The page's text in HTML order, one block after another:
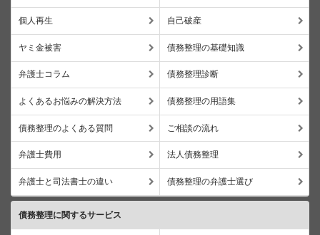
個人再生 自己破産
ヤミ金被害 債務整理の基礎知識
弁護士コラム 債務整理診断
よくあるお悩みの解決方法 債務整理の用語集
債務整理のよくある質問 ご相談の流れ
弁護士費用 法人債務整理
弁護士と司法書士の違い 債務整理の弁護士選び
債務整理に関するサービス